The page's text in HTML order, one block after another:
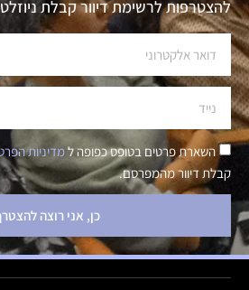
להצטרפות לרשימת דיוור קבלת
השארת פרטים בטופס כפופה למדיניות
קבלת דיוור מהמפרסם.
כן, אני רוצה